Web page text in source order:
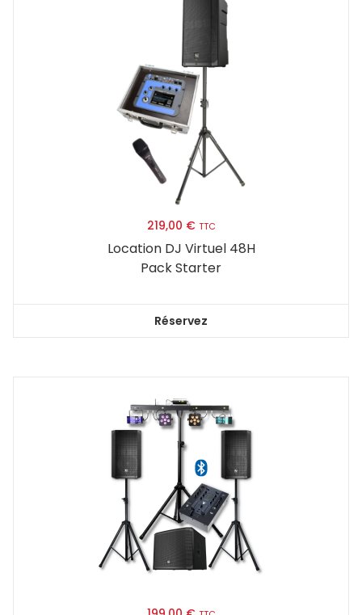
219,00 € TTC
Location DJ Virtuel 48H
Pack Starter
Réservez